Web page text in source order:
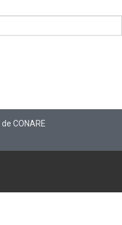
CONARE